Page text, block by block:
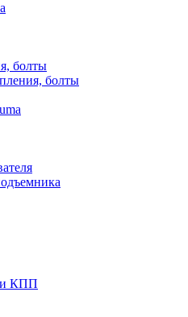
болты
болты
и КПП